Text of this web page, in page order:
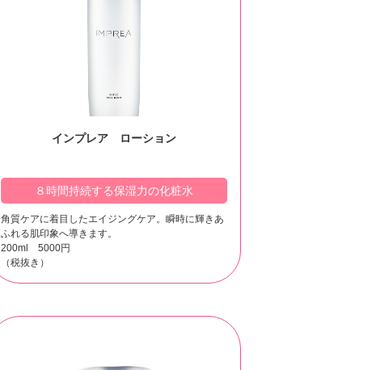
インプレア ローション
８時間持続する保湿力の化粧水
角質ケアに着目したエイジングケア。瞬時に輝きあ
ふれる肌印象へ導きます。
200ml 5000円
（税抜き）